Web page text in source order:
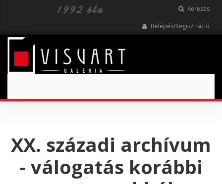
Keresés
Belépés/Regisztráció
XX. századi archívum
- válogatás korábbi